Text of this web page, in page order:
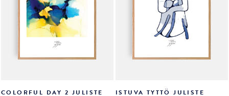
valinnat
tuotteen
tuotteen
COLORFUL DAY 2 JULISTE ISTUVA TYTTÖ JULISTE